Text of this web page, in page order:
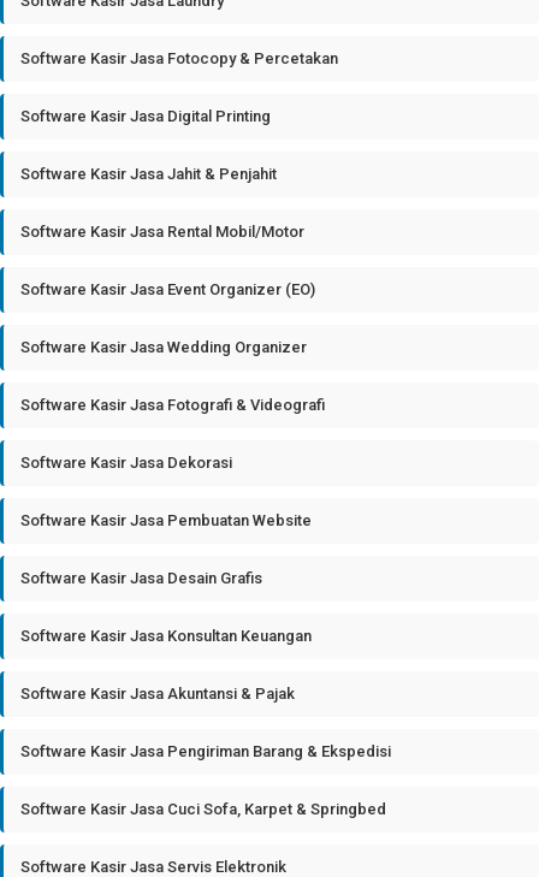
Software Kasir Jasa Fotocopy & Percetakan
Software Kasir Jasa Digital Printing
Software Kasir Jasa Jahit & Penjahit
Software Kasir Jasa Rental Mobil/Motor
Software Kasir Jasa Event Organizer (EO)
Software Kasir Jasa Wedding Organizer
Software Kasir Jasa Fotografi & Videografi
Software Kasir Jasa Dekorasi
Software Kasir Jasa Pembuatan Website
Software Kasir Jasa Desain Grafis
Software Kasir Jasa Konsultan Keuangan
Software Kasir Jasa Akuntansi & Pajak
Software Kasir Jasa Pengiriman Barang & Ekspedisi
Software Kasir Jasa Cuci Sofa, Karpet & Springbed
Software Kasir Jasa Servis Elektronik